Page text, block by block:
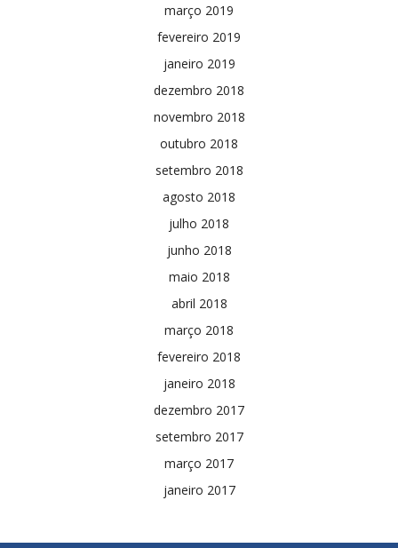
março 2019
fevereiro 2019
janeiro 2019
dezembro 2018
novembro 2018
outubro 2018
setembro 2018
agosto 2018
julho 2018
junho 2018
maio 2018
abril 2018
março 2018
fevereiro 2018
janeiro 2018
dezembro 2017
setembro 2017
março 2017
janeiro 2017